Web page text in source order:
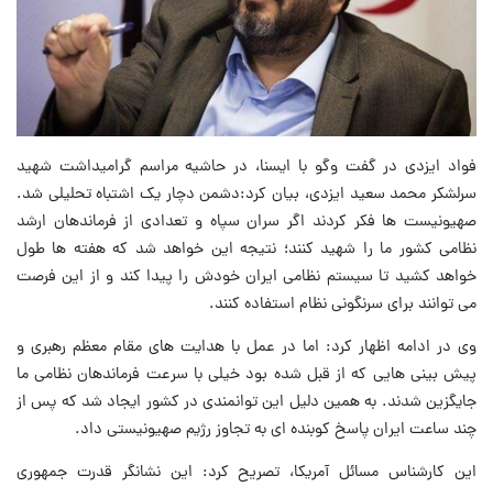
فواد ایزدی در گفت وگو با ایسنا، در حاشیه مراسم گرامیداشت شهید
سرلشکر محمد سعید ایزدی، بیان کرد:دشمن دچار یک اشتباه تحلیلی شد.
صهیونیست ها فکر کردند اگر سران سپاه و تعدادی از فرماندهان ارشد
نظامی کشور ما را شهید کنند؛ نتیجه این خواهد شد که هفته ها طول
خواهد کشید تا سیستم نظامی ایران خودش را پیدا کند و از این فرصت
می توانند برای سرنگونی نظام استفاده کنند.
وی در ادامه اظهار کرد: اما در عمل با هدایت های مقام معظم رهبری و
پیش بینی هایی که از قبل شده بود خیلی با سرعت فرماندهان نظامی ما
جایگزین شدند. به همین دلیل این توانمندی در کشور ایجاد شد که پس از
چند ساعت ایران پاسخ کوبنده ای به تجاوز رژیم صهیونیستی داد.
این کارشناس مسائل آمریکا، تصریح کرد: این نشانگر قدرت جمهوری